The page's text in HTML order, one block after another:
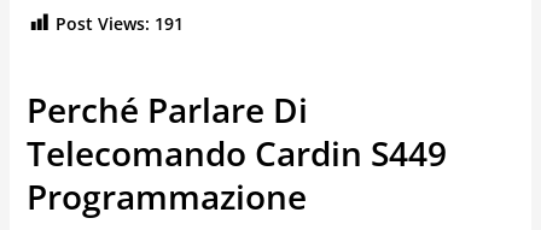
Post Views: 191
Perché Parlare Di
Telecomando Cardin S449
Programmazione